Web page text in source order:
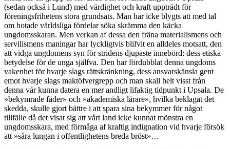
(sedan också i Lund) med värdighet och kraft uppträdt för
föreningsfrihetens stora grundsats. Man har icke blygts att med tal
om hotade världsliga fördelar söka skrämma den käcka
ungdomsskaran. Men verkan af dessa den fräna materialismens och
servilismens maningar har lyckligtvis blifvit en alldeles motsatt, den
att vidga ungdomens syn för stridens djupaste innebörd: dess etiska
betydelse för de unga själfva. Den har fördubblat denna ungdoms
vakenhet för hvarje slags rättskränkning, dess ansvarskänsla gent
emot hvarje slags maktöfvergrepp och man skall helt visst från
denna vår kunna datera en mer andligt lifaktig tidpunkt i Upsala. De
»bekymrade fäder» och »akademiska lärare», hvilka beklagat det
skedda, skulle gjort bättre i att spara sina bekymmer för något
tillfälle då det visat sig att vårt land icke kunnat mönstra en
ungdomsskara, med förmåga af kraftig indignation vid hvarje försök
att »såra lungan i offentlighetens breda bröst»…